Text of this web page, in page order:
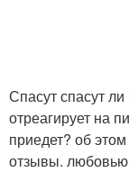
Спасут спасут
отреагирует на
приедет? об
отзывы.